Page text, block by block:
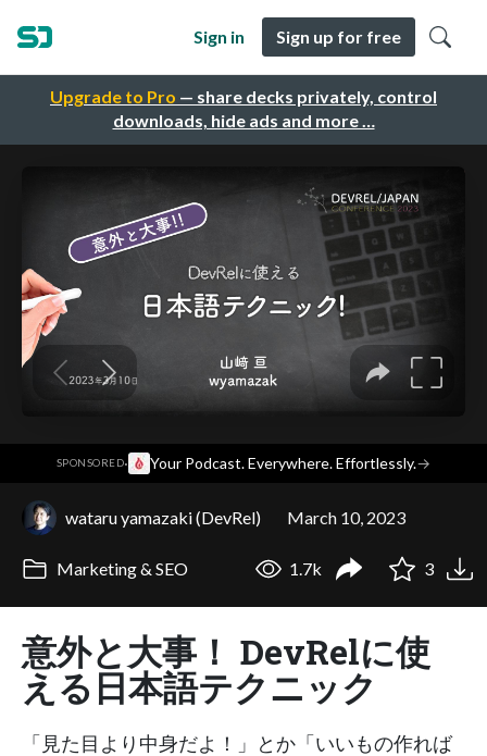
Upgrade to Pro — share decks privately, control
downloads, hide ads and more …
Sign in Sign up for free
SPONSORED· Your Podcast. Everywhere. Effortlessly.→
wataru yamazaki (DevRel) March 10, 2023
Marketing & SEO 1.7k 3
意外と大事！ DevRelに使
える日本語テクニック
「見た目より中身だよ！」とか「いいもの作れば